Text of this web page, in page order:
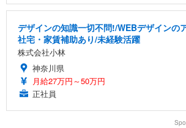
デザインの知識一切不問!/WEBデザインの
社宅・家賃補助あり/未経験活躍
株式会社小林
神奈川県
月給27万円～50万円
正社員